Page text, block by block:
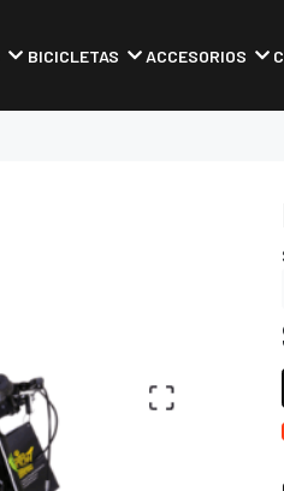
BICICLETAS ACCESORIOS